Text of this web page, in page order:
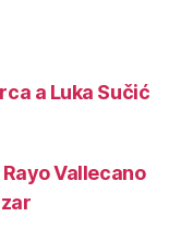
a Luka Sučić
Vallecano